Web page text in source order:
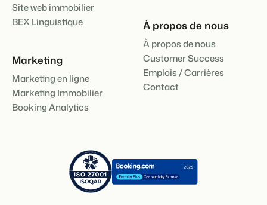
Site web immobilier
BEX Linguistique
Marketing
Marketing en ligne
Marketing Immobilier
Booking Analytics
À propos de nous
À propos de nous
Customer Success
Emplois / Carrières
Contact